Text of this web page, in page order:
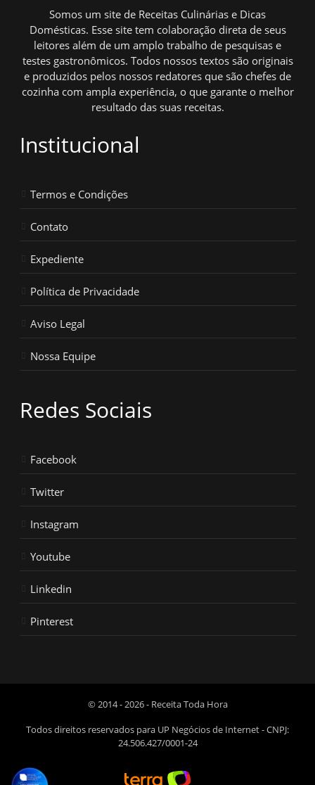
Somos um site de Receitas Culinárias e Dicas
Domésticas. Esse site tem colaboração direta de seus
leitores além de um amplo trabalho de pesquisas e
testes gastronômicos. Todos nossos textos são originais
e produzidos pelos nossos redatores que são chefes de
cozinha com ampla experiência, o que garante o melhor
resultado das suas receitas.
Institucional
Termos e Condições
Contato
Expediente
Política de Privacidade
Aviso Legal
Nossa Equipe
Redes Sociais
Facebook
Twitter
Instagram
Youtube
Linkedin
Pinterest
© 2014 - 2026 - Receita Toda Hora
Todos direitos reservados para UP Negócios de Internet - CNPJ:
24.506.427/0001-24